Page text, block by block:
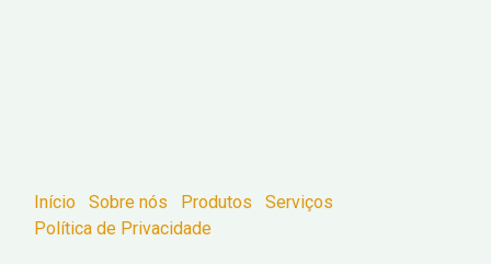
Início Sobre nós Produtos
Serviços
Política de Privacidade